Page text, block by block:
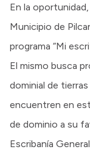
En la
Municipio de
programa “Mi
El mismo busca
dominial de
encuentren en
de dominio a su
Escribanía